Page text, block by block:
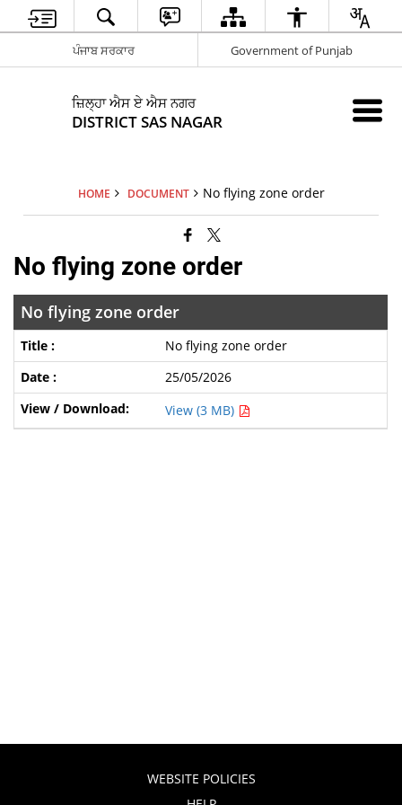
ਪੰਜਾਬ ਸਰਕਾਰ Government of Punjab
ਜ਼ਿਲ੍ਹਾ ਐਸ ਏ ਐਸ ਨਗਰ
DISTRICT SAS NAGAR
HOME DOCUMENT No flying zone order
No flying zone order
No flying zone order
No flying zone order
25/05/2026
View (3 MB)
WEBSITE POLICIES